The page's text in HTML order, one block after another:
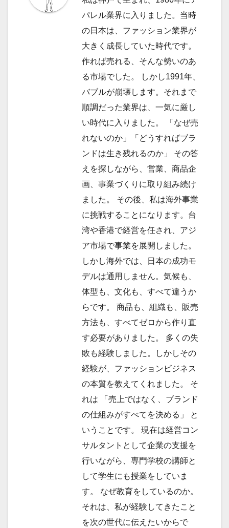
ー
パレル業界に入りました。当時
の日本は、ファッション業界が
大きく成長していた時代です。
作れば売れる、そんな勢いのあ
る市場でした。 しかし1991年、
バブルが崩壊します。それまで
順調だった業界は、一気に厳し
い時代に入りました。 「なぜ売
れないのか」「どうすればブラ
ンドは生き残れるのか」 その答
えを探しながら、営業、商品企
画、事業づくりに取り組み続け
ました。 その後、私は海外事業
に挑戦することになります。台
湾や香港で経営を任され、アジ
ア市場で事業を展開しました。
しかし海外では、日本の成功モ
デルは通用しません。気候も、
体型も、文化も、すべて違うか
らです。 商品も、組織も、販売
方法も、すべてゼロから作り直
す必要がありました。 多くの失
敗も経験しました。しかしその
経験が、ファッションビジネス
の本質を教えてくれました。 そ
れは 「売上ではなく、ブランド
の仕組みがすべてを決める」 と
いうことです。 現在は経営コン
サルタントとして企業の支援を
行いながら、専門学校の講師と
して学生にも授業をしていま
す。 なぜ教育をしているのか。
それは、私が経験してきたこと
を次の世代に伝えたいからで